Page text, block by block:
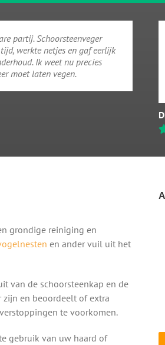
partij. Schoorsteenveger
werkte netjes en gaf eerlijk
Ik weet nu precies
moet laten vegen.
grondige reiniging en
en ander vuil uit het
van de schoorsteenkap en de
en beoordeelt of extra
te voorkomen.
gebruik van uw haard of